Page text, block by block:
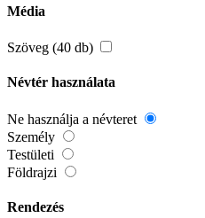
Média
Szöveg (40 db)
Névtér használata
Ne használja a névteret
Személy
Testületi
Földrajzi
Rendezés